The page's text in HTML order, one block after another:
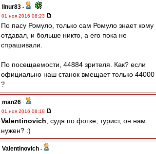
Ilnur83 -
01 ноя 2016 08:23
По пасу Ромуло, только сам Ромуло знает кому
отдавал, и больше никто, а его пока не
спрашивали.
По посещаемости, 44884 зрителя. Как? если
официально наш станок вмещает только 44000
?
man26 -
01 ноя 2016 08:18
Valentinovich , судя по фотке, турист, он нам
нужен? :)
Valentinovich -